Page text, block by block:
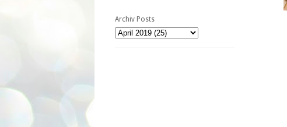
Archiv Posts